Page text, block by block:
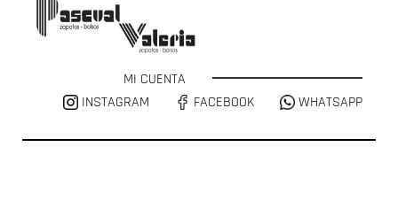
MI CUENTA
INSTAGRAM
FACEBOOK WHATSAPP